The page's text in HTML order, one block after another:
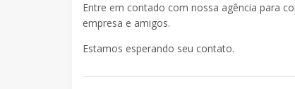
Entre em contado com nossa agência para
empresa e amigos.
Estamos esperando seu contato.